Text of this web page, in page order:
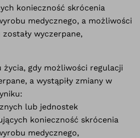
konieczność skrócenia
medycznego, a możliwości
wyczerpane,
życia, gdy możliwości regulacji
a wystąpiły zmiany w
lub jednostek
konieczność skrócenia
medycznego,